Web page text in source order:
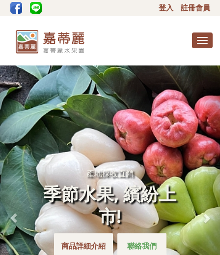
登入 註冊會員
產地採收直銷
季節水果, 繽紛上
市!
商品詳細介紹 聯絡我們